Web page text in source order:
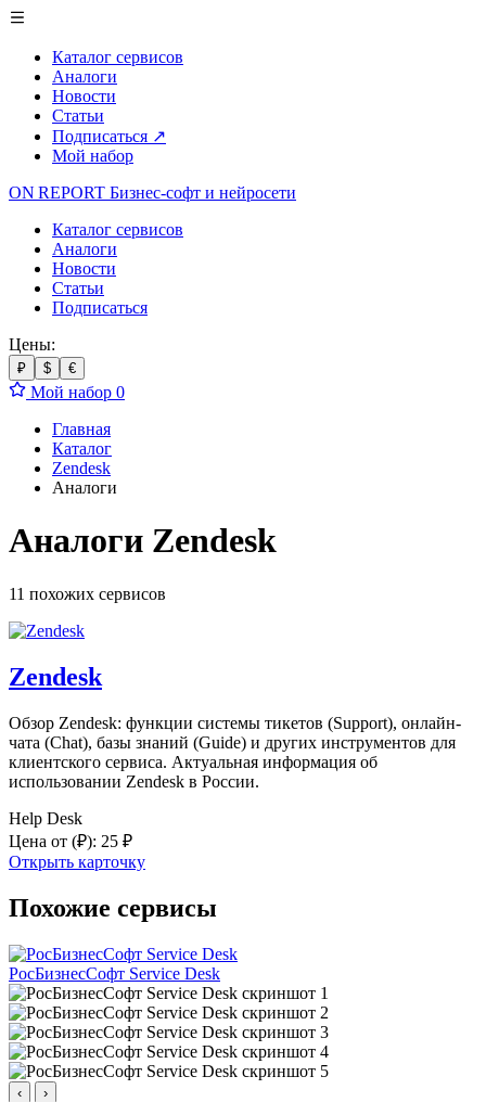
Каталог сервисов
Аналоги
Новости
Статьи
Подписаться ↗
Мой набор
ON REPORT Бизнес-софт и нейросети
Каталог сервисов
Аналоги
Новости
Статьи
Подписаться
Цены:
₽ $ €
Мой набор 0
Главная
Каталог
Zendesk
Аналоги
Аналоги Zendesk
11 похожих сервисов
Zendesk
Обзор Zendesk: функции системы тикетов (Support), онлайн-
чата (Chat), базы знаний (Guide) и других инструментов для
клиентского сервиса. Актуальная информация об
использовании Zendesk в России.
Help Desk
Цена от (₽): 25 ₽
Открыть карточку
Похожие сервисы
РосБизнесСофт Service Desk
‹ ›